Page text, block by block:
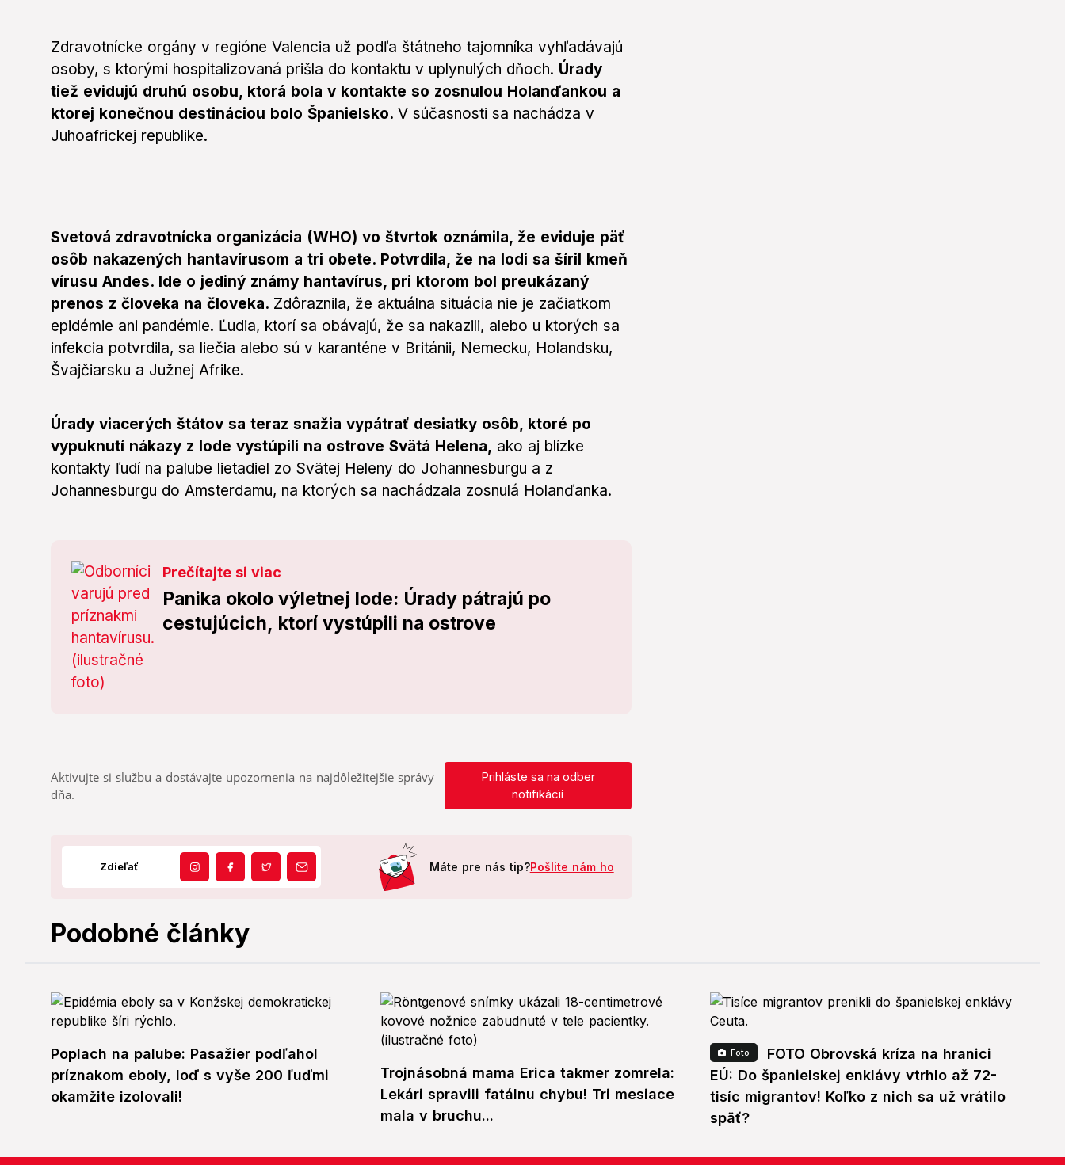
Zdravotnícke orgány v regióne Valencia už podľa štátneho tajomníka vyhľadávajú
osoby, s ktorými hospitalizovaná prišla do kontaktu v uplynulých dňoch. Úrady
tiež evidujú druhú osobu, ktorá bola v kontakte so zosnulou Holanďankou a
ktorej konečnou destináciou bolo Španielsko. V súčasnosti sa nachádza v
Juhoafrickej republike.
Svetová zdravotnícka organizácia (WHO) vo štvrtok oznámila, že eviduje päť
osôb nakazených hantavírusom a tri obete. Potvrdila, že na lodi sa šíril kmeň
vírusu Andes. Ide o jediný známy hantavírus, pri ktorom bol preukázaný
prenos z človeka na človeka. Zdôraznila, že aktuálna situácia nie je začiatkom
epidémie ani pandémie. Ľudia, ktorí sa obávajú, že sa nakazili, alebo u ktorých sa
infekcia potvrdila, sa liečia alebo sú v karanténe v Británii, Nemecku, Holandsku,
Švajčiarsku a Južnej Afrike.
Úrady viacerých štátov sa teraz snažia vypátrať desiatky osôb, ktoré po
vypuknutí nákazy z lode vystúpili na ostrove Svätá Helena, ako aj blízke
kontakty ľudí na palube lietadiel zo Svätej Heleny do Johannesburgu a z
Johannesburgu do Amsterdamu, na ktorých sa nachádzala zosnulá Holanďanka.
Prečítajte si viac
Panika okolo výletnej lode: Úrady pátrajú po
cestujúcich, ktorí vystúpili na ostrove
Aktivujte si službu a dostávajte upozornenia na najdôležitejšie správy
dňa.
Prihláste sa na odber
notifikácií
Zdieľať Máte pre nás tip?Pošlite nám ho
Podobné články
Poplach na palube: Pasažier podľahol
príznakom eboly, loď s vyše 200 ľuďmi
okamžite izolovali!
Trojnásobná mama Erica takmer zomrela:
Lekári spravili fatálnu chybu! Tri mesiace
mala v bruchu...
Foto
FOTO Obrovská kríza na hranici
EÚ: Do španielskej enklávy vtrhlo až 72-
tisíc migrantov! Koľko z nich sa už vrátilo
späť?